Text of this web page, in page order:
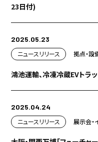
23日付)
2025.05.23
ニュースリリース
拠点・設
鴻池運輸、冷凍冷蔵EVトラ
2025.04.24
ニュースリリース
展示会・